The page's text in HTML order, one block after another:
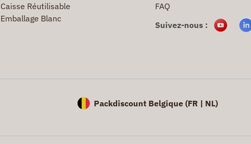
Caisse Réutilisable
Emballage Blanc
FAQ
Suivez-nous :
Packdiscount Belgique (FR | NL)